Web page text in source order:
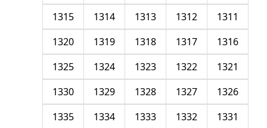
1311
1312
1313
1314
1315
1316
1317
1318
1319
1320
1321
1322
1323
1324
1325
1326
1327
1328
1329
1330
1331
1332
1333
1334
1335